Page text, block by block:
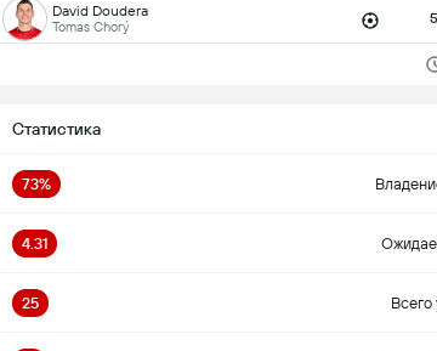
David Doudera
Tomas Chorý
Статистика
73%
4.31
25 Всего